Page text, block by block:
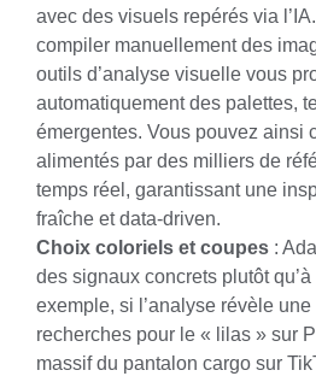
avec des visuels repérés via
compiler manuellement des
outils d’analyse visuelle vous
automatiquement des palettes,
émergentes. Vous pouvez ainsi
alimentés par des milliers de
temps réel, garantissant une
fraîche et data-driven.
Choix coloriels et coupes :
des signaux concrets plutôt
exemple, si l’analyse révèle
recherches pour le « lilas » sur
massif du pantalon cargo sur